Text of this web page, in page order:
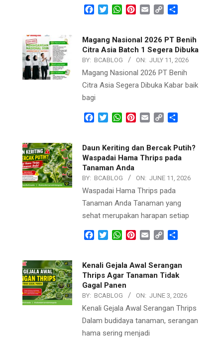
Facebook
TwitterWhatsApp
Pinterest
Email Copy
Magang Nasional 2026 PT Benih
Citra Asia Batch 1 Segera Dibuka
BY: BCABLOG ON: JULY 11, 2026
Magang Nasional 2026 PT Benih
Citra Asia Segera Dibuka Kabar baik
bagi
Facebook
TwitterWhatsApp
Pinterest
Email Copy
Daun Keriting dan Bercak Putih?
Waspadai Hama Thrips pada
Tanaman Anda
BY: BCABLOG ON: JUNE 11, 2026
Waspadai Hama Thrips pada
Tanaman Anda Tanaman yang
sehat merupakan harapan setiap
Facebook
TwitterWhatsApp
Pinterest
Email Copy
Kenali Gejala Awal Serangan
Thrips Agar Tanaman Tidak
Gagal Panen
BY: BCABLOG ON: JUNE 3, 2026
Kenali Gejala Awal Serangan Thrips
Dalam budidaya tanaman, serangan
hama sering menjadi